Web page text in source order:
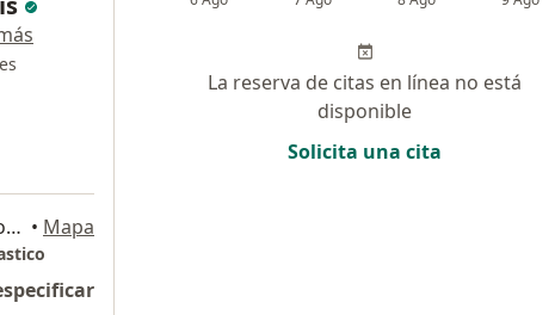
Carrera 23 #124-87 - Torre 2 - Consultorio 804, Bogotá • Mapa
La reserva de citas en línea no está
disponible
Solicita una cita